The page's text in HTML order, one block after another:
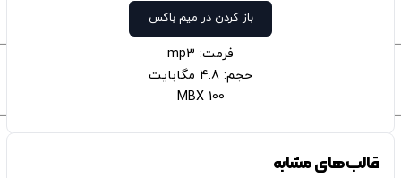
باز کردن در میم باکس
فرمت: mp3
حجم: 4.8 مگابایت
100 MBX
قالب‌های مشابه